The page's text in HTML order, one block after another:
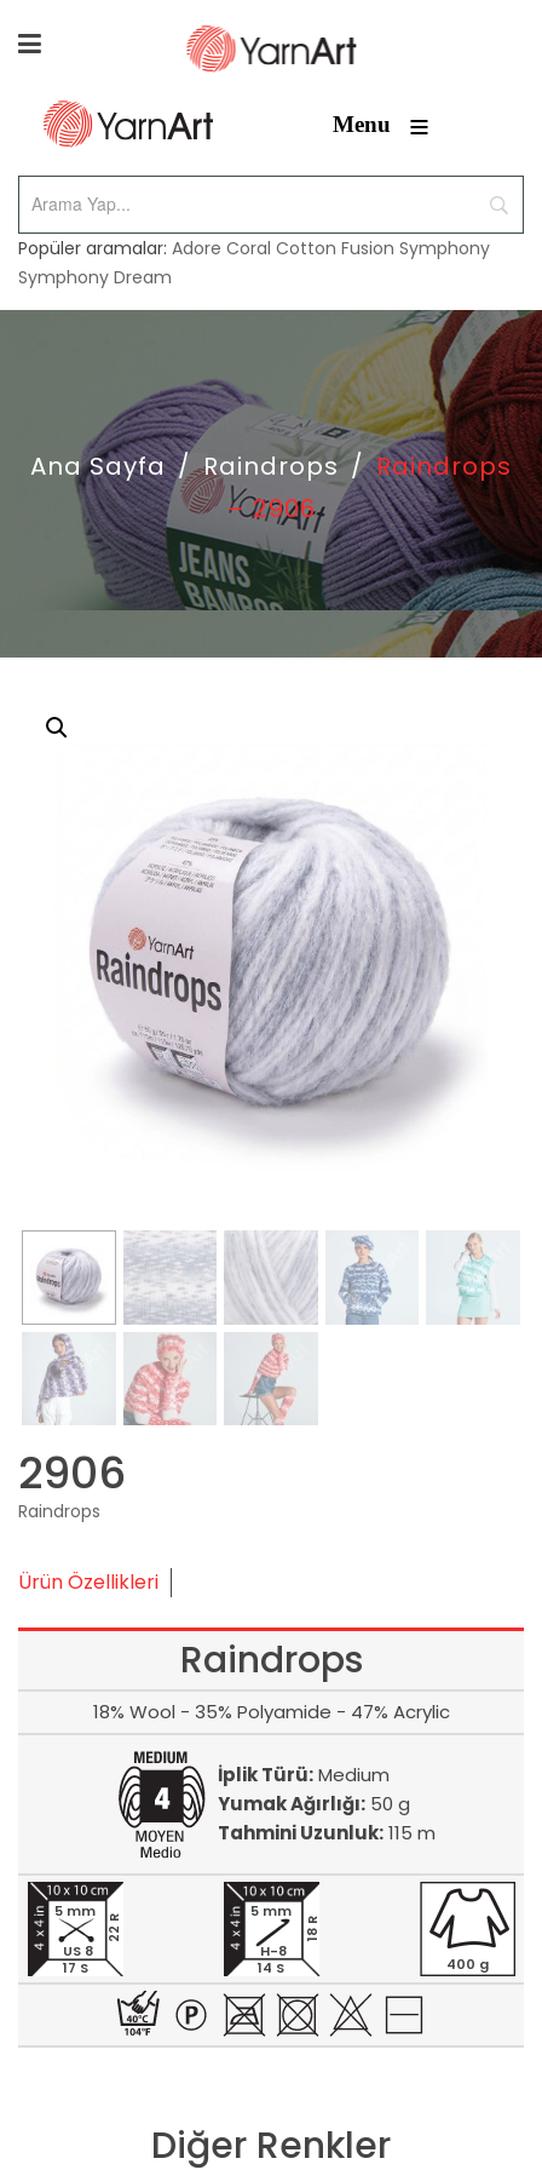
Menu ≡
Popüler aramalar: Adore Coral Cotton Fusion Symphony
Symphony Dream
Ana Sayfa / Raindrops / Raindrops
– 2906
2906
Raindrops
Ürün Özellikleri
Raindrops
18% Wool - 35% Polyamide - 47% Acrylic
İplik Türü:Medium
Yumak Ağırlığı: 50 g
Tahmini Uzunluk:115 m
17 S
22 R
5 mm
US 8
14 S
18 R
5 mm
H-8
400 g
Diğer Renkler